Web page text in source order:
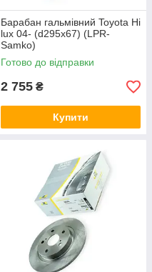
Барабан гальмівний Toyota Hi
lux 04- (d295x67) (LPR-
Samko)
Готово до відправки
2 755 ₴
Купити